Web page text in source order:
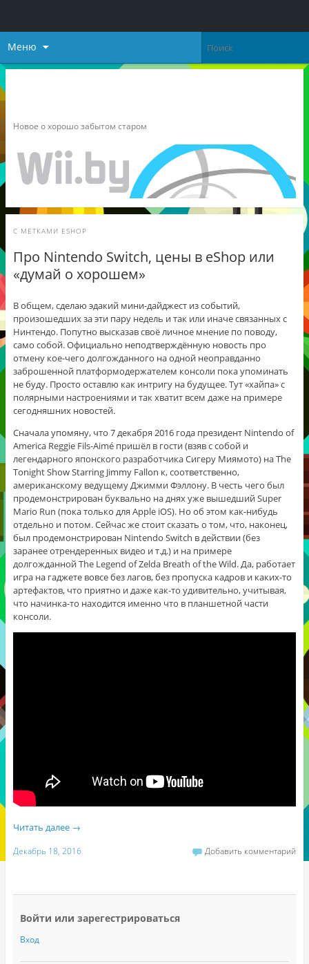
Меню
Новое о хорошо забытом старом
С МЕТКАМИ ESHOP
Про Nintendo Switch, цены в eShop или
«думай о хорошем»
В общем, сделаю эдакий мини-дайджест из событий,
произошедших за эти пару недель и так или иначе связанных с
Нинтендо. Попутно высказав своё личное мнение по поводу,
само собой. Официально неподтверждённую новость про
отмену кое-чего долгожданного на одной неоправданно
заброшенной платформодержателем консоли пока упоминать
не буду. Просто оставлю как интригу на будущее. Тут «хайпа» с
полярными настроениями и так хватит всем даже на примере
сегодняшних новостей.
Сначала упомяну, что 7 декабря 2016 года президент Nintendo of
America Reggie Fils-Aimé пришёл в гости (взяв с собой и
легендарного японского разработчика Сигеру Миямото) на The
Tonight Show Starring Jimmy Fallon к, соответственно,
американскому ведущему Джимми Фэллону. В честь чего был
продемонстрирован буквально на днях уже вышедший Super
Mario Run (пока только для Apple iOS). Но об этом как-нибудь
отдельно и потом. Сейчас же стоит сказать о том, что, наконец,
был продемонстрирован Nintendo Switch в действии (без
заранее отрендеренных видео и т.д.) и на примере
долгожданной The Legend of Zelda Breath of the Wild. Да, работает
игра на гаджете вовсе без лагов, без пропуска кадров и каких-то
артефактов, что приятно и даже как-то удивительно, учитывая,
что начинка-то находится именно что в планшетной части
консоли.
Читать далее →
Декабрь 18, 2016 Добавить комментарий
Войти или зарегестрироваться
Вход